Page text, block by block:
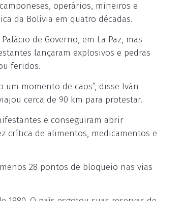
operários, mineiros e
da Bolívia em quatro décadas.
de Governo, em La Paz, mas
lançaram explosivos e pedras
feridos.
momento de caos”, disse Iván
cerca de 90 km para protestar.
e conseguiram abrir
crítica de alimentos, medicamentos e
28 pontos de bloqueio nas vias